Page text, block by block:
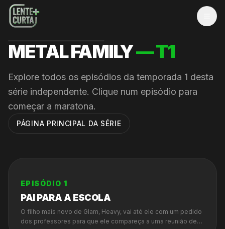
METAL FAMILY— T1
Explore todos os episódios da temporada 1 desta
série independente. Clique num episódio para
começar a maratona.
PÁGINA PRINCIPAL DA SÉRIE
EPISÓDIO 1
PAI PARA A ESCOLA
O filho mais novo de Glam, Heavy, vai até ele com um pedido
dos professores para que ele compareça a uma reunião de